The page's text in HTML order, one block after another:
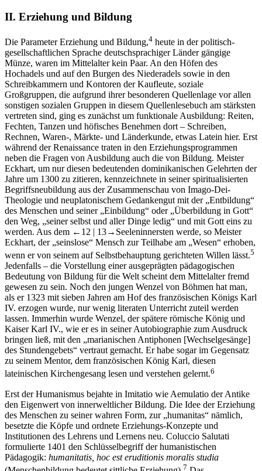
II. Erziehung und Bildung
Die Parameter Erziehung und Bildung,4 heute in der politisch-
gesellschaftlichen Sprache deutschsprachiger Länder gängige
Münze, waren im Mittelalter kein Paar. An den Höfen des
Hochadels und auf den Burgen des Niederadels sowie in den
Schreibkammern und Kontoren der Kaufleute, soziale
Großgruppen, die aufgrund ihrer besonderen Quellenlage vor allen
sonstigen sozialen Gruppen in diesem Quellenlesebuch am stärksten
vertreten sind, ging es zunächst um funktionale Ausbildung: Reiten,
Fechten, Tanzen und höfisches Benehmen dort – Schreiben,
Rechnen, Waren-, Märkte- und Länderkunde, etwas Latein hier. Erst
während der Renaissance traten in den Erziehungsprogrammen
neben die Fragen von Ausbildung auch die von Bildung. Meister
Eckhart, um nur diesen bedeutenden dominikanischen Gelehrten der
Jahre um 1300 zu zitieren, kennzeichnete in seiner spiritualisierten
Begriffsneubildung aus der Zusammenschau von Imago-Dei-
Theologie und neuplatonischem Gedankengut mit der „Entbildung“
des Menschen und seiner „Einbildung“ oder „Überbildung in Gott“
den Weg, „seiner selbst und aller Dinge ledig“ und mit Gott eins zu
werden. Aus dem ←12 | 13→ Seeleninnersten werde, so Meister
Eckhart, der „seinslose“ Mensch zur Teilhabe am „Wesen“ erhoben,
wenn er von seinem auf Selbstbehauptung gerichteten Willen lässt.5
Jedenfalls – die Vorstellung einer ausgeprägten pädagogischen
Bedeutung von Bildung für die Welt scheint dem Mittelalter fremd
gewesen zu sein. Noch den jungen Wenzel von Böhmen hat man,
als er 1323 mit sieben Jahren am Hof des französischen Königs Karl
IV. erzogen wurde, nur wenig literaten Unterricht zuteil werden
lassen. Immerhin wurde Wenzel, der spätere römische König und
Kaiser Karl IV., wie er es in seiner Autobiographie zum Ausdruck
bringen ließ, mit den „marianischen Antiphonen [Wechselgesänge]
des Stundengebets“ vertraut gemacht. Er habe sogar im Gegensatz
zu seinem Mentor, dem französischen König Karl, diesen
lateinischen Kirchengesang lesen und verstehen gelernt.6
Erst der Humanismus bejahte in Imitatio wie Aemulatio der Antike
den Eigenwert von innerweltlicher Bildung. Die Idee der Erziehung
des Menschen zu seiner wahren Form, zur „humanitas“ nämlich,
besetzte die Köpfe und ordnete Erziehungs-Konzepte und
Institutionen des Lehrens und Lernens neu. Coluccio Salutati
formulierte 1401 den Schlüsselbegriff der humanistischen
Pädagogik: humanitatis, hoc est eruditionis moralis studia
7